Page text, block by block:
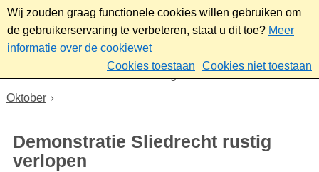
Wij zouden graag functionele cookies willen gebruiken om
de gebruikerservaring te verbeteren, staat u dit toe? Meer
informatie over de cookiewet
Cookies toestaan
Cookies niet toestaan
Nieuws & bekendmakingen Nieuws
2025
Oktober
Demonstratie Sliedrecht rustig
verlopen